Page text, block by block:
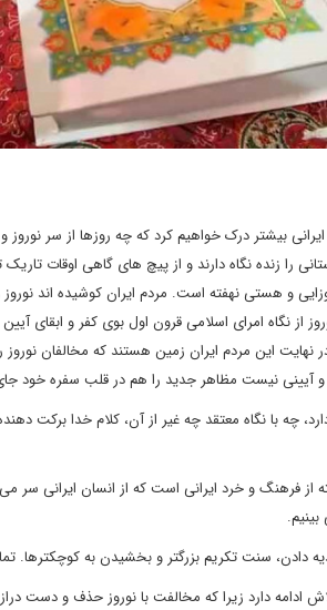
بیشتر درک خواهیم کرد که چه روزها از سر
را زنده نگاه دارند و از پیچ های گاهی اوقات
و هستی نهفته است. مردم ایران کوشیده اند نوروز و
از نگاه امرای اسلامی قرون اول بوی کفر و
در نهایت این مردم ایران زمین هستند که مخالفان
نیست مظاهر جدید را هم در قلب سفره خود
چه با نگاه معتقد چه غیر از آن، کلام خدا برکت
فرهنگ و خرد ایرانی است که از انسان ایرانی سر
دادن، سنت تکریم بزرگتر و بخشیدن به کوچکترها.
ادامه دارد زیرا که مخالفت با نوروز حذف و دست